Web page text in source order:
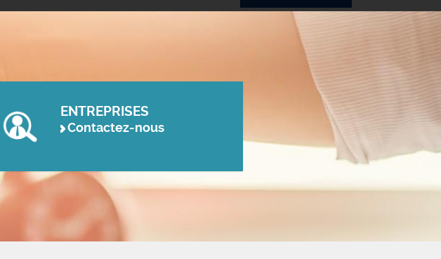
ENTREPRISES
Contactez-nous